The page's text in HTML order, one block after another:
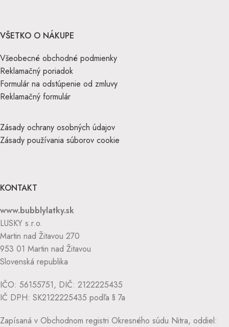
VŠETKO O NÁKUPE
Všeobecné obchodné podmienky
Reklamačný poriadok
Formulár na odstúpenie od zmluvy
Reklamačný formulár
Zásady ochrany osobných údajov
Zásady používania súborov cookie
KONTAKT
www.bubblylatky.sk
LUSKY s.r.o.
Martin nad Žitavou 270
953 01 Martin nad Žitavou
Slovenská republika
IČO: 56155751, DIČ: 2122225435
IČ DPH: SK2122225435 podľa § 7a
Zapísaná v Obchodnom registri Okresného súdu Nitra, oddiel: